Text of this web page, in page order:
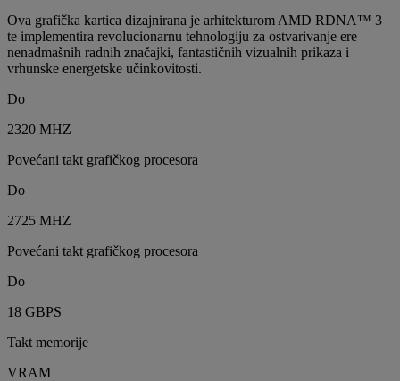
Ova grafička kartica dizajnirana je arhitekturom AMD RDNA™ 3
te implementira revolucionarnu tehnologiju za ostvarivanje ere
nenadmašnih radnih značajki, fantastičnih vizualnih prikaza i
vrhunske energetske učinkovitosti.
Do
2320 MHZ
Povećani takt grafičkog procesora
Do
2725 MHZ
Povećani takt grafičkog procesora
Do
18 GBPS
Takt memorije
VRAM